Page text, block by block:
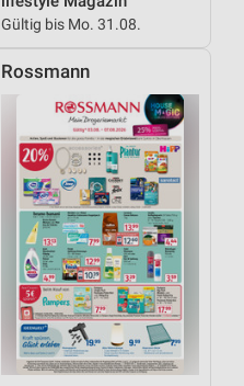
Gültig bis Mo. 31.08.
Rossmann